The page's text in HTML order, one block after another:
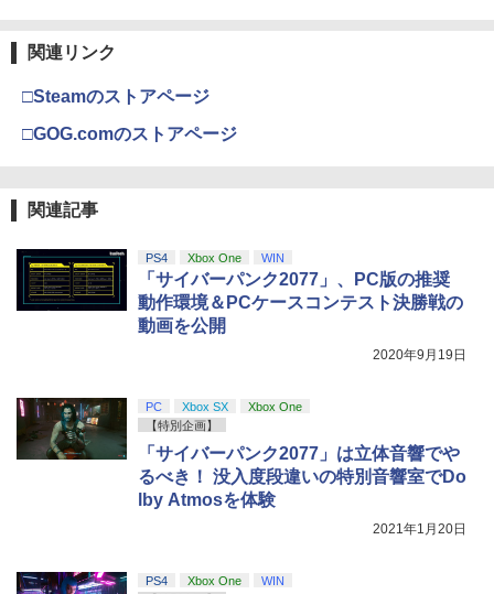
【楽天ブックス限定抽選特典】迷宮のし
5
【楽天ブックス限定配送BOX】【楽天ブ
ックス限定先着特典+先着特典】劇場版
「鬼滅の刃」無限城編 第一章 猗窩座再
来(完全生産限定版)【Blu-ray】(かるた
￥11,000
3
4
￥9,000
ニンテンドープリペイド番号 5000円|オ
3
￥10,737
【純正品】DualSense ワイヤレスコン
￥10,737
【純正品】Xbox Elite ワイヤレス コン
トローラー Series 2 Core Edition (ホワ
3
ナル三方背収納ケース付きコレクション)
(オリジナル特典:オリジナル巾着＋メー
カー特典:【坤と離】二振りの剣、十翼よ
り来たる！スタジオ描き下ろしイラスト
4
劇場版「鬼滅の刃」無限城編 第一章 猗
窩座再来 完全生産限定版 [Blu-ray]
5
『映画 ラブライブ！蓮ノ空女学院スクー
ルアイドルクラブ Bloom Garden Part
y』Blu-ray（特装限定版）
関連リンク
□Steamのストアページ
□GOG.comのストアページ
関連記事
PS4 Xbox One WIN
「サイバーパンク2077」、PC版の推奨
動作環境＆PCケースコンテスト決勝戦の
動画を公開
2020年9月19日
PC Xbox SX
Xbox One
【特別企画】
「サイバーパンク2077」は立体音響でや
るべき！ 没入度段違いの特別音響室でDo
lby Atmosを体験
2021年1月20日
PS4 Xbox One
WIN